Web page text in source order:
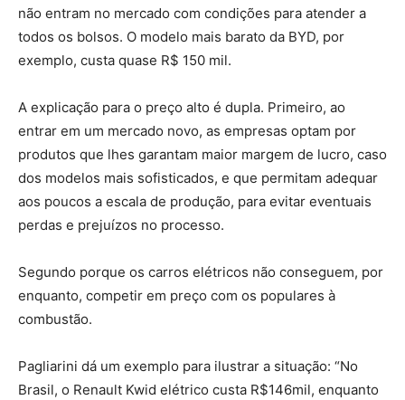
não entram no mercado com condições para atender a
todos os bolsos. O modelo mais barato da BYD, por
exemplo, custa quase R$ 150 mil.
A explicação para o preço alto é dupla. Primeiro, ao
entrar em um mercado novo, as empresas optam por
produtos que lhes garantam maior margem de lucro, caso
dos modelos mais sofisticados, e que permitam adequar
aos poucos a escala de produção, para evitar eventuais
perdas e prejuízos no processo.
Segundo porque os carros elétricos não conseguem, por
enquanto, competir em preço com os populares à
combustão.
Pagliarini dá um exemplo para ilustrar a situação: “No
Brasil, o Renault Kwid elétrico custa R$146mil, enquanto